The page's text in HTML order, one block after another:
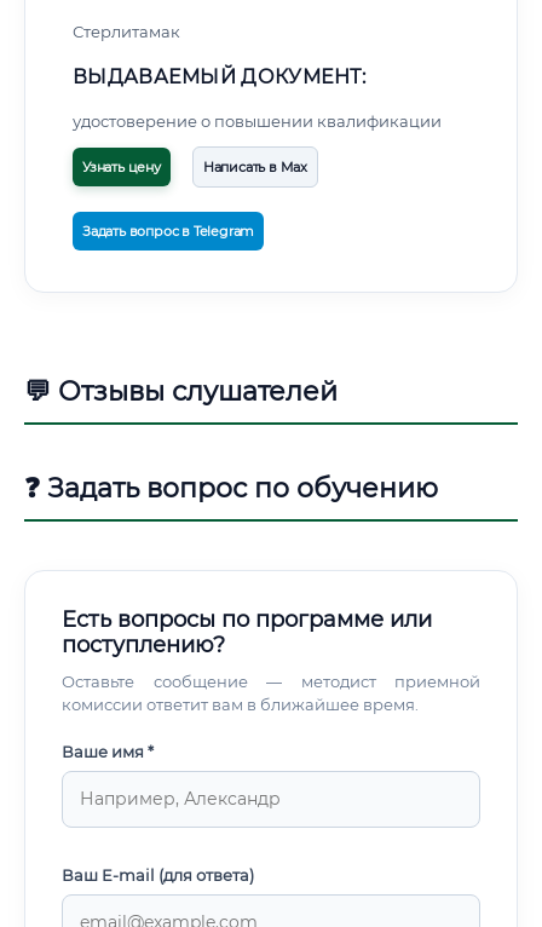
Стерлитамак
ВЫДАВАЕМЫЙ ДОКУМЕНТ:
удостоверение о повышении квалификации
Узнать цену Написать в Max
Задать вопрос в Telegram
💬 Отзывы слушателей
❓ Задать вопрос по обучению
Есть вопросы по программе или
поступлению?
Оставьте сообщение — методист приемной
комиссии ответит вам в ближайшее время.
Ваше имя *
Ваш E-mail (для ответа)